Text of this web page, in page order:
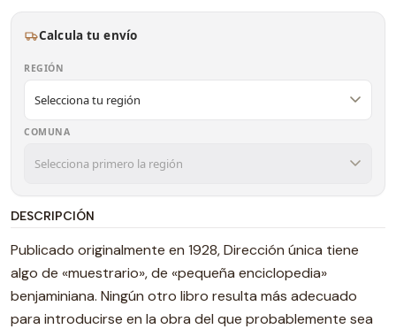
Calcula tu envío
REGIÓN
COMUNA
DESCRIPCIÓN
Publicado originalmente en 1928, Dirección única tiene
algo de «muestrario», de «pequeña enciclopedia»
benjaminiana. Ningún otro libro resulta más adecuado
para introducirse en la obra del que probablemente sea